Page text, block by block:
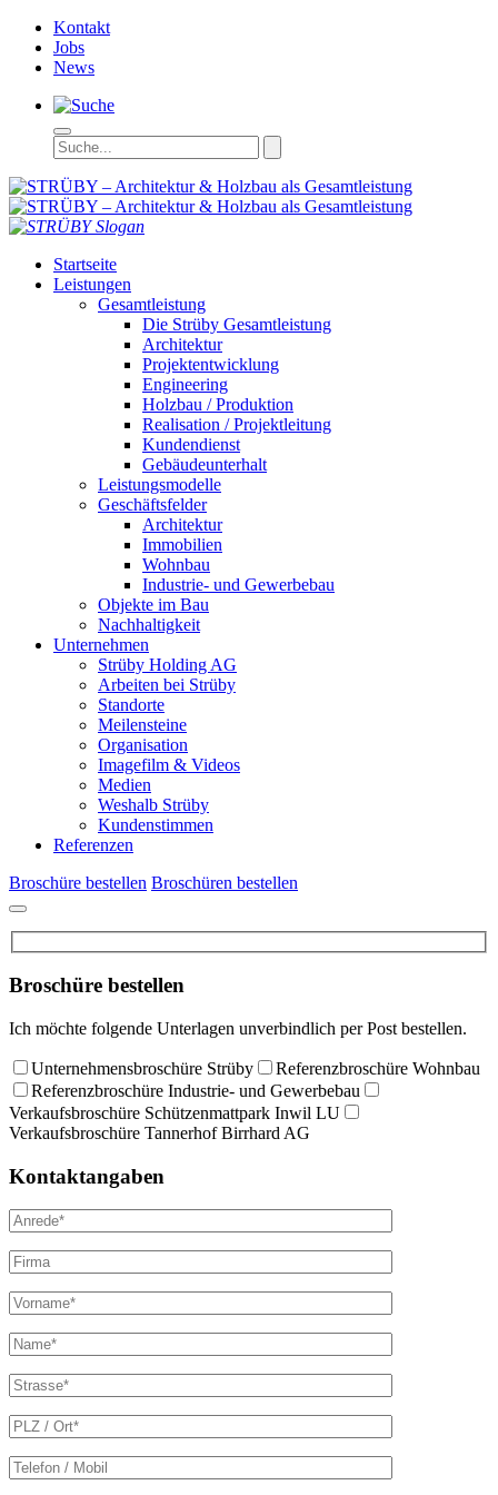
Kontakt
Jobs
News
STRÜBY –
Startseite
Leistungen
Gesamtleistung
Die Strüby Gesamtleistung
Architektur
Projektentwicklung
Engineering
Holzbau / Produktion
Realisation / Projektleitung
Kundendienst
Gebäudeunterhalt
Leistungsmodelle
Geschäftsfelder
Architektur
Immobilien
Wohnbau
Industrie- und Gewerbebau
Objekte im Bau
Nachhaltigkeit
Unternehmen
Strüby Holding AG
Arbeiten bei Strüby
Standorte
Meilensteine
Organisation
Imagefilm & Videos
Medien
Weshalb Strüby
Kundenstimmen
Referenzen
Broschüre bestellen Broschüren bestellen
Broschüre bestellen
Ich möchte folgende Unterlagen unverbindlich per Post bestellen.
Unternehmensbroschüre Strüby
Referenzbroschüre Wohnbau
Referenzbroschüre Industrie- und Gewerbebau
Verkaufsbroschüre Schützenmattpark Inwil LU
Verkaufsbroschüre Tannerhof Birrhard AG
Kontaktangaben